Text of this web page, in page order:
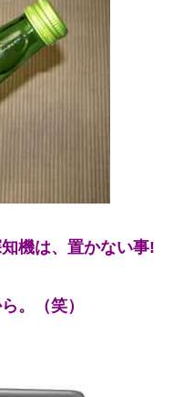
機は、置かない事!
。（笑）